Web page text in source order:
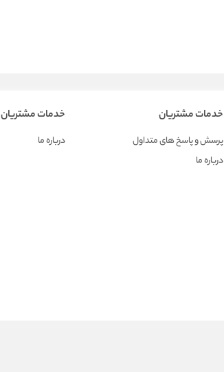
خدمات مشتریان
پرسش و پاسخ های متداول
درباره ما
خدمات مشتریان
درباره ما